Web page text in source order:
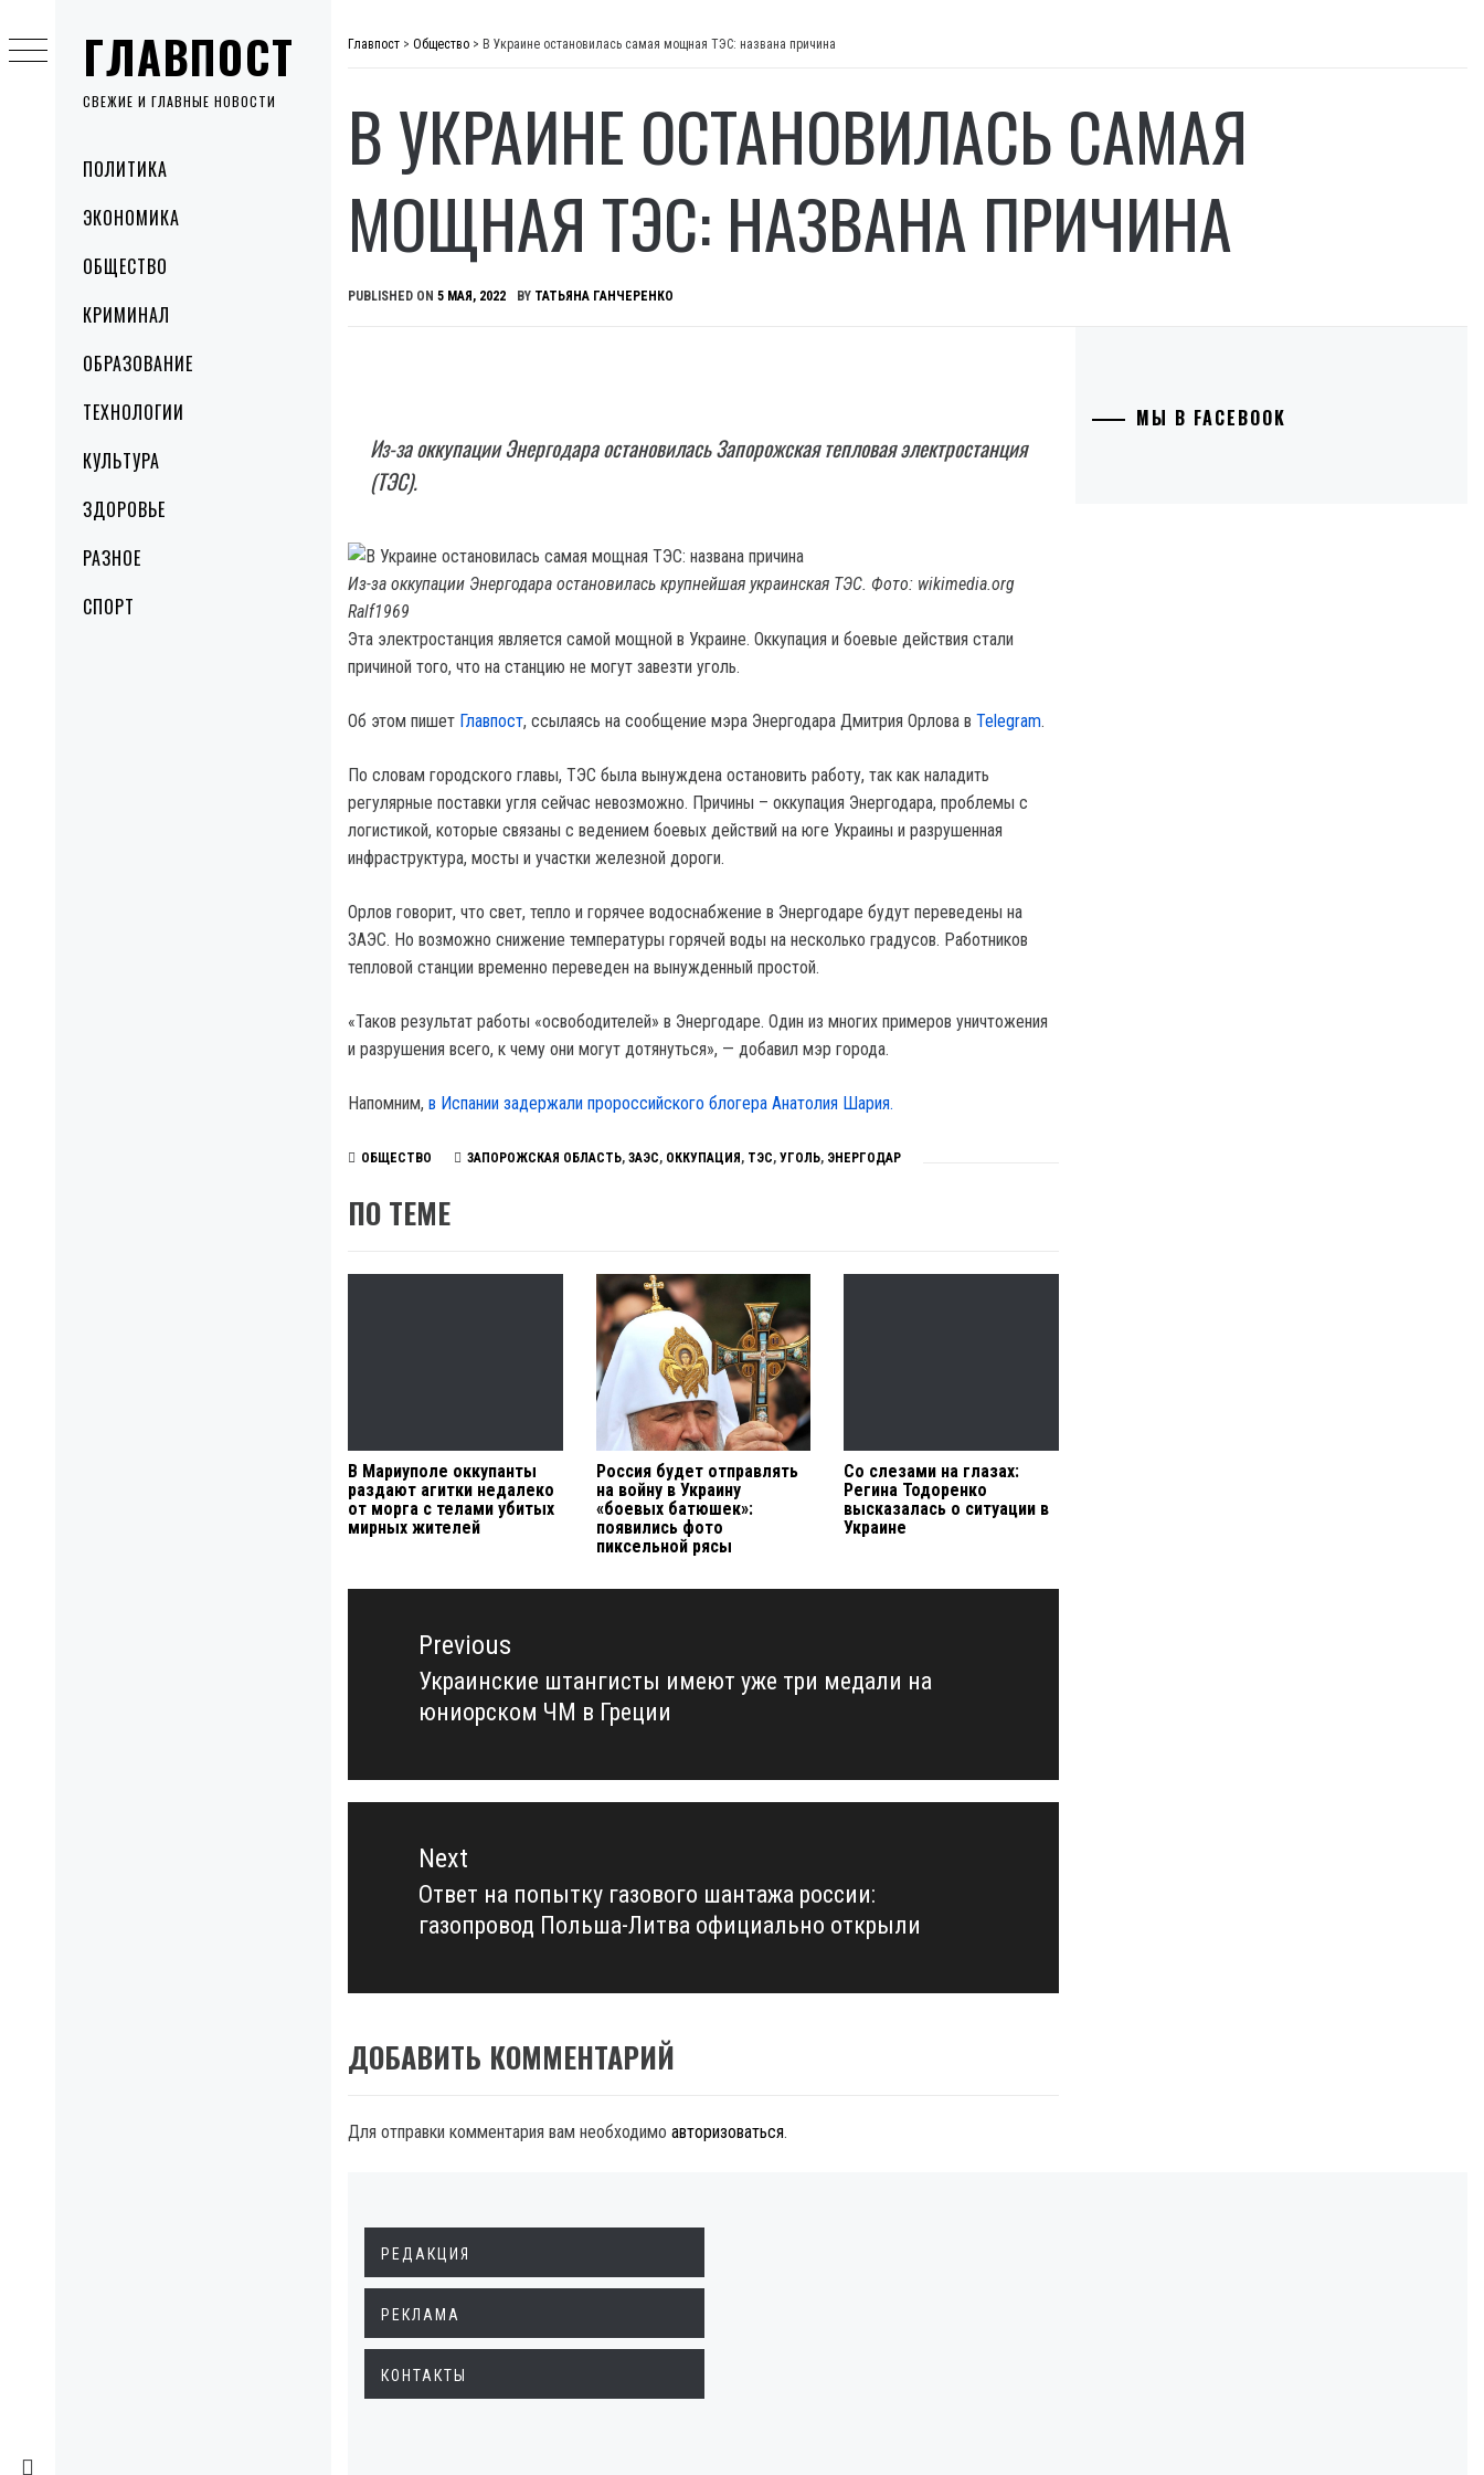
ГЛАВПОСТ
СВЕЖИЕ И ГЛАВНЫЕ НОВОСТИ
MenuПОЛИТИКА
ЭКОНОМИКА
ОБЩЕСТВО
КРИМИНАЛ
ОБРАЗОВАНИЕ
ТЕХНОЛОГИИ
КУЛЬТУРА
ЗДОРОВЬЕ
РАЗНОЕ
СПОРТ
to
content
Главпост > Общество > В Украине остановилась самая мощная ТЭС: названа причина
В УКРАИНЕ ОСТАНОВИЛАСЬ САМАЯ
МОЩНАЯ ТЭС: НАЗВАНА ПРИЧИНА
PUBLISHED ON 5 МАЯ, 2022 BY ТАТЬЯНА ГАНЧЕРЕНКО
Из-за оккупации Энергодара остановилась Запорожская тепловая электростанция
(ТЭС).
Из-за оккупации Энергодара остановилась крупнейшая украинская ТЭС. Фото: wikimedia.org
Ralf1969
Эта электростанция является самой мощной в Украине. Оккупация и боевые действия стали
причиной того, что на станцию не могут завезти уголь.
Об этом пишет Главпост, ссылаясь на сообщение мэра Энергодара Дмитрия Орлова в Telegram.
По словам городского главы, ТЭС была вынуждена остановить работу, так как наладить
регулярные поставки угля сейчас невозможно. Причины – оккупация Энергодара, проблемы с
логистикой, которые связаны с ведением боевых действий на юге Украины и разрушенная
инфраструктура, мосты и участки железной дороги.
Орлов говорит, что свет, тепло и горячее водоснабжение в Энергодаре будут переведены на
ЗАЭС. Но возможно снижение температуры горячей воды на несколько градусов. Работников
тепловой станции временно переведен на вынужденный простой.
«Таков результат работы «освободителей» в Энергодаре. Один из многих примеров уничтожения
и разрушения всего, к чему они могут дотянуться», — добавил мэр города.
Напомним, в Испании задержали пророссийского блогера Анатолия Шария.
ОБЩЕСТВО ЗАПОРОЖСКАЯ ОБЛАСТЬ, ЗАЭС, ОККУПАЦИЯ , ТЭС, УГОЛЬ, ЭНЕРГОДАР
ПО ТЕМЕ
В Мариуполе оккупанты
раздают агитки недалеко
от морга с телами убитых
мирных жителей
Россия будет отправлять
на войну в Украину
«боевых батюшек»:
появились фото
пиксельной рясы
Со слезами на глазах:
Регина Тодоренко
высказалась о ситуации в
Украине
Навигация
записямPrevious
Previous
post:
Украинские штангисты имеют уже три медали на
юниорском ЧМ в Греции
Next
Next
post:
Ответ на попытку газового шантажа россии:
газопровод Польша-Литва официально открыли
ДОБАВИТЬ КОММЕНТАРИЙ
Для отправки комментария вам необходимо авторизоваться.
МЫ В FACEBOOK
РЕДАКЦИЯ
РЕКЛАМА
КОНТАКТЫ